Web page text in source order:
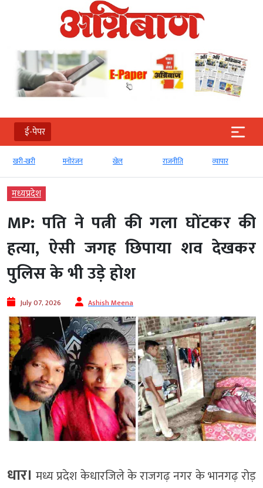
ई-पेपर
खरी-खरी मनोरंजन खेल राजनीति व्‍यापार
मध्‍यप्रदेश
MP: पति ने पत्नी की गला घोंटकर की
हत्या, ऐसी जगह छिपाया शव देखकर
पुलिस के भी उड़े होश
July 07, 2026 Ashish Meena
धार। मध्य प्रदेश केधारजिले के राजगढ़ नगर के भानगढ़ रोड़